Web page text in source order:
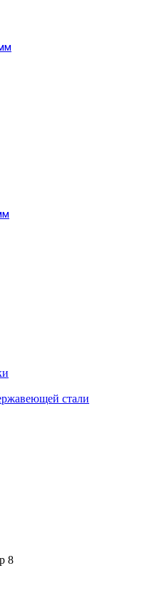
стали
8